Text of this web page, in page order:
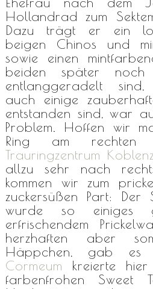
Hollandrad zum
Dazu trägt er ein
beigen Chinos und
sowie einen
beiden später
entlanggeradelt
auch einige
entstanden sind, war
Problem. Hoffen wir
Ring am rechten
Trauringzentrum Koblenz
allzu sehr nach
kommen wir zum
zuckersüßen Part: Der
wurde so einiges
erfrischendem
herzhaften aber
Häppchen, gab es
Cormeum kreierte hier
farbenfrohen Sweet